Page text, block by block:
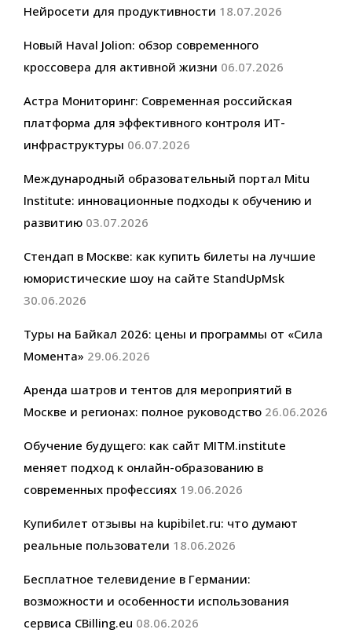
Нейросети для продуктивности 18.07.2026
Новый Haval Jolion: обзор современного
кроссовера для активной жизни 06.07.2026
Астра Мониторинг: Современная российская
платформа для эффективного контроля ИТ-
инфраструктуры 06.07.2026
Международный образовательный портал Mitu
Institute: инновационные подходы к обучению и
развитию 03.07.2026
Стендап в Москве: как купить билеты на лучшие
юмористические шоу на сайте StandUpMsk
30.06.2026
Туры на Байкал 2026: цены и программы от «Сила
Момента» 29.06.2026
Аренда шатров и тентов для мероприятий в
Москве и регионах: полное руководство 26.06.2026
Обучение будущего: как сайт MITM.institute
меняет подход к онлайн-образованию в
современных профессиях 19.06.2026
Купибилет отзывы на kupibilet.ru: что думают
реальные пользователи 18.06.2026
Бесплатное телевидение в Германии:
возможности и особенности использования
сервиса CBilling.eu 08.06.2026